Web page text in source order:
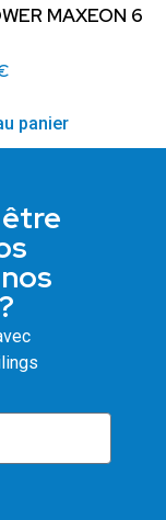
MAXEON 6
panier